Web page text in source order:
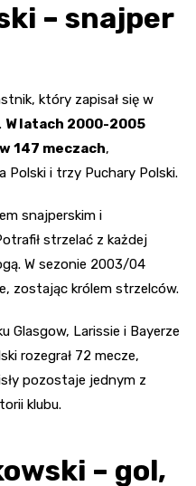
– snajper
który zapisał się w
W latach 2000-2005
147 meczach,
i trzy Puchary Polski.
snajperskim i
strzelać z każdej
W sezonie 2003/04
zostając królem strzelców.
Glasgow, Larissie i Bayerze
rozegrał 72 mecze,
pozostaje jednym z
klubu.
– gol,